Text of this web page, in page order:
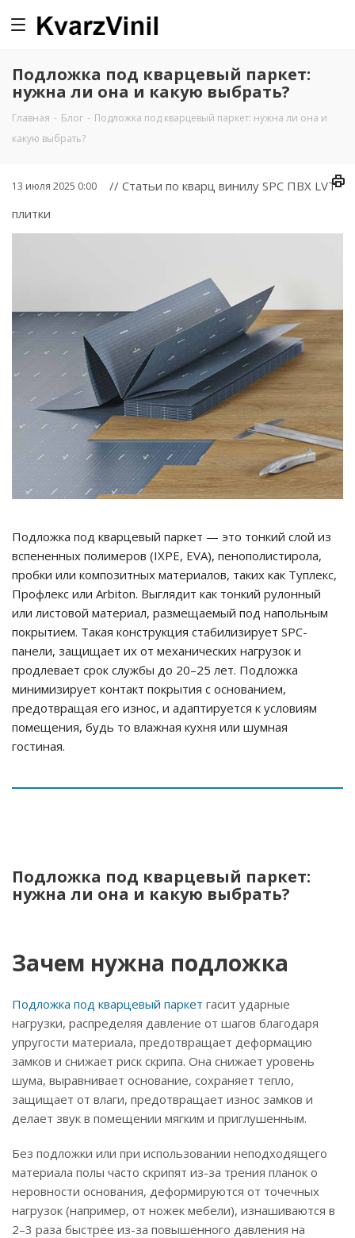
Подложка под кварцевый паркет:
нужна ли она и какую выбрать?
Главная - Блог - Подложка под кварцевый паркет: нужна ли она и
какую выбрать?
13 июля 2025 0:00
// Статьи по кварц винилу SPC ПВХ LVT
плитки
Подложка под кварцевый паркет — это тонкий слой из
вспененных полимеров (IXPE, EVA), пенополистирола,
пробки или композитных материалов, таких как Туплекс,
Профлекс или Arbiton. Выглядит как тонкий рулонный
или листовой материал, размещаемый под напольным
покрытием. Такая конструкция стабилизирует SPC-
панели, защищает их от механических нагрузок и
продлевает срок службы до 20–25 лет. Подложка
минимизирует контакт покрытия с основанием,
предотвращая его износ, и адаптируется к условиям
помещения, будь то влажная кухня или шумная
гостиная.
Подложка под кварцевый паркет:
нужна ли она и какую выбрать?
Зачем нужна подложка
Подложка под кварцевый паркет гасит ударные
нагрузки, распределяя давление от шагов благодаря
упругости материала, предотвращает деформацию
замков и снижает риск скрипа. Она снижает уровень
шума, выравнивает основание, сохраняет тепло,
защищает от влаги, предотвращает износ замков и
делает звук в помещении мягким и приглушенным.
Без подложки или при использовании неподходящего
материала полы часто скрипят из-за трения планок о
неровности основания, деформируются от точечных
нагрузок (например, от ножек мебели), изнашиваются в
2–3 раза быстрее из-за повышенного давления на